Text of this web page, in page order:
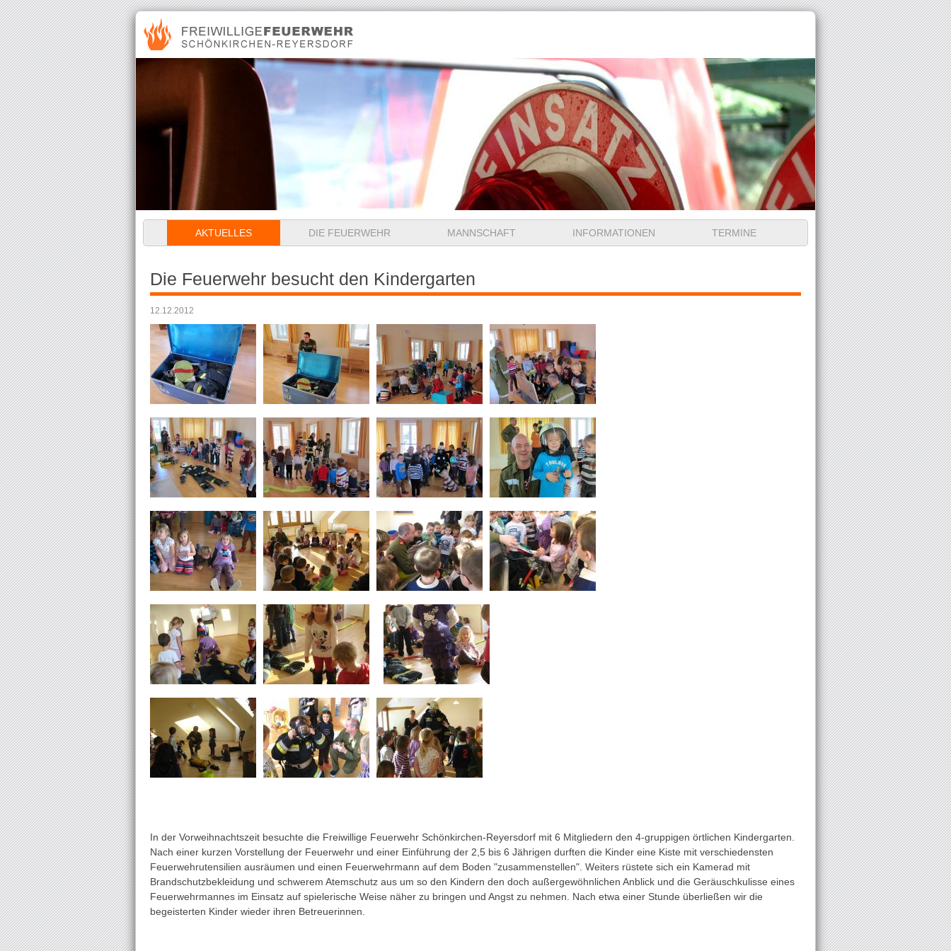
Navigation
AKTUELLES DIE FEUERWEHR MANNSCHAFT INFORMATIONEN TERMINE
Die Feuerwehr besucht den Kindergarten
12.12.2012
In der Vorweihnachtszeit besuchte die Freiwillige Feuerwehr Schönkirchen-Reyersdorf mit 6 Mitgliedern den 4-gruppigen örtlichen Kindergarten.
Nach einer kurzen Vorstellung der Feuerwehr und einer Einführung der 2,5 bis 6 Jährigen durften die Kinder eine Kiste mit verschiedensten
Feuerwehrutensilien ausräumen und einen Feuerwehrmann auf dem Boden "zusammenstellen". Weiters rüstete sich ein Kamerad mit
Brandschutzbekleidung und schwerem Atemschutz aus um so den Kindern den doch außergewöhnlichen Anblick und die Geräuschkulisse eines
Feuerwehrmannes im Einsatz auf spielerische Weise näher zu bringen und Angst zu nehmen. Nach etwa einer Stunde überließen wir die
begeisterten Kinder wieder ihren Betreuerinnen.